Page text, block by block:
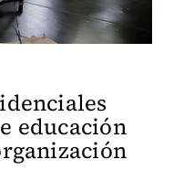
educación